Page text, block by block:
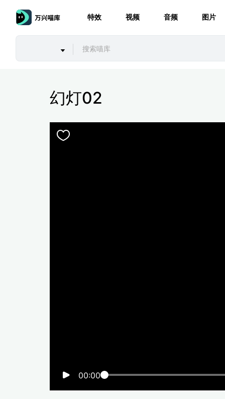
特效 视频 音频 图片
幻灯02
00:00